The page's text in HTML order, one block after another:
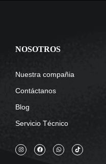
NOSOTROS
Nuestra compañia
Contáctanos
Blog
Servicio Técnico